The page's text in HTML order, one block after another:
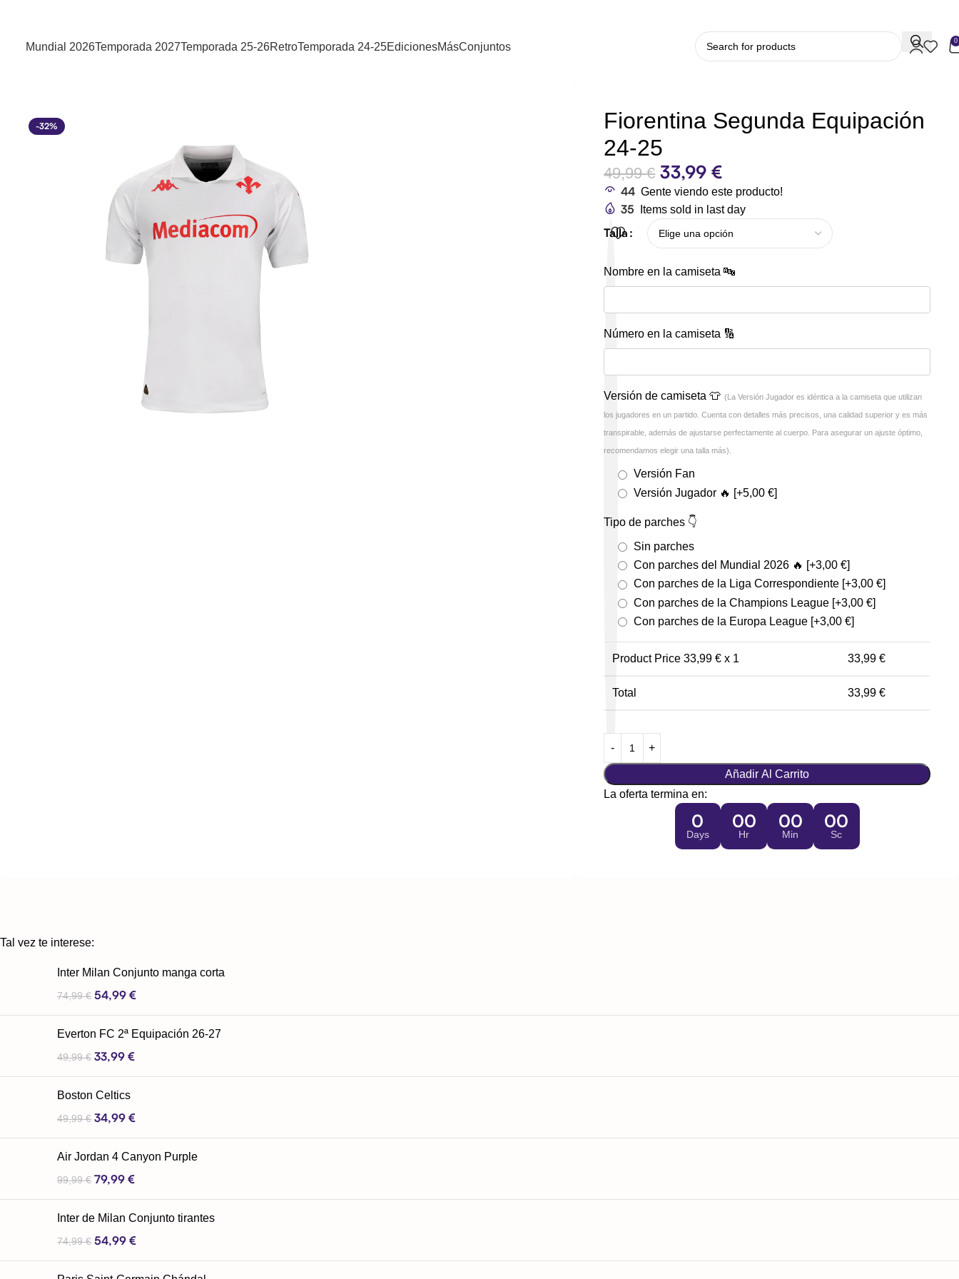
Mundial 2026Temporada 2027Temporada 25-26RetroTemporada 24-25EdicionesMásConjuntos 0
-32%
Fiorentina Segunda Equipación
24-25
49,99€ 33,99€
44 Gente viendo este producto!
35 Items sold in last day
Talla
Nombre en la camiseta 🔤
Número en la camiseta 🔢
Versión de camiseta 👕 (La Versión Jugador es idéntica a la camiseta que utilizan
los jugadores en un partido. Cuenta con detalles más precisos, una calidad superior y es más
transpirable, además de ajustarse perfectamente al cuerpo. Para asegurar un ajuste óptimo,
recomendamos elegir una talla más).
Versión Fan
Versión Jugador 🔥 [+5,00 €]
Tipo de parches 👇
Sin parches
Con parches del Mundial 2026 🔥 [+3,00 €]
Con parches de la Liga Correspondiente [+3,00 €]
Con parches de la Champions League [+3,00 €]
Con parches de la Europa League [+3,00 €]
Product Price33,99 € x 1 33,99 €
Total 33,99 €
Añadir Al Carrito
La oferta termina en:
0
Days
00
Hr
00
Min
00
Sc
Tal vez te interese:
Inter Milan Conjunto manga corta
74,99€ 54,99 €
Everton FC 2ª Equipación 26-27
49,99€ 33,99 €
Boston Celtics
49,99€ 34,99 €
Air Jordan 4 Canyon Purple
99,99€ 79,99 €
Inter de Milan Conjunto tirantes
74,99€ 54,99 €